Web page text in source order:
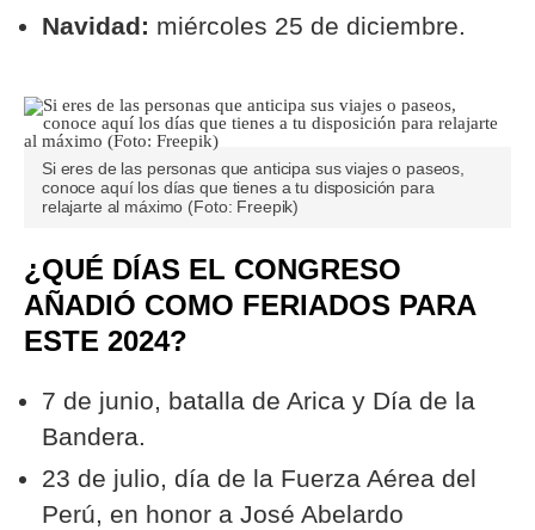
Navidad: miércoles 25 de diciembre.
Si eres de las personas que anticipa sus viajes o paseos,
conoce aquí los días que tienes a tu disposición para
relajarte al máximo (Foto: Freepik)
¿QUÉ DÍAS EL CONGRESO
AÑADIÓ COMO FERIADOS PARA
ESTE 2024?
7 de junio, batalla de Arica y Día de la
Bandera.
23 de julio, día de la Fuerza Aérea del
Perú, en honor a José Abelardo